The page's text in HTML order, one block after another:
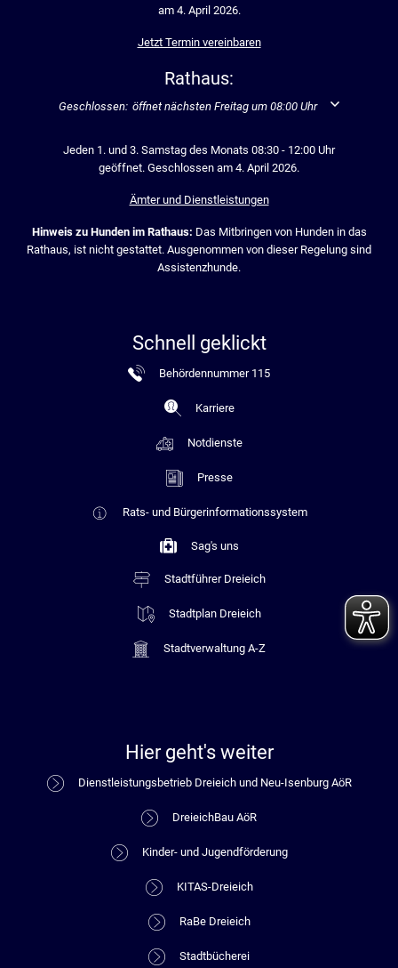
am 4. April 2026.
Jetzt Termin vereinbaren
Rathaus:
Klicken, um weitere Öffnungs- oder Schließzeiten auszublenden
Geschlossen: öffnet nächsten Freitag um 08:00 Uhr
Jeden 1. und 3. Samstag des Monats 08:30 - 12:00 Uhr
geöffnet. Geschlossen am 4. April 2026.
Ämter und Dienstleistungen
Hinweis zu Hunden im Rathaus: Das Mitbringen von Hunden in das
Rathaus, ist nicht gestattet. Ausgenommen von dieser Regelung sind
Assistenzhunde.
Schnell geklickt
Behördennummer 115
Karriere
Notdienste
Presse
Rats- und Bürgerinformationssystem
Sag's uns
Stadtführer Dreieich
Stadtplan Dreieich
Stadtverwaltung A-Z
Hier geht's weiter
Dienstleistungsbetrieb Dreieich und Neu-Isenburg AöR
DreieichBau AöR
Kinder- und Jugendförderung
KITAS-Dreieich
RaBe Dreieich
Stadtbücherei